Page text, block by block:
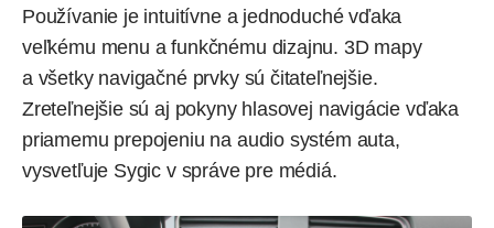
Používanie je intuitívne a jednoduché vďaka
veľkému menu a funkčnému dizajnu. 3D mapy
a všetky navigačné prvky sú čitateľnejšie.
Zreteľnejšie sú aj pokyny hlasovej navigácie vďaka
priamemu prepojeniu na audio systém auta,
vysvetľuje Sygic v správe pre médiá.